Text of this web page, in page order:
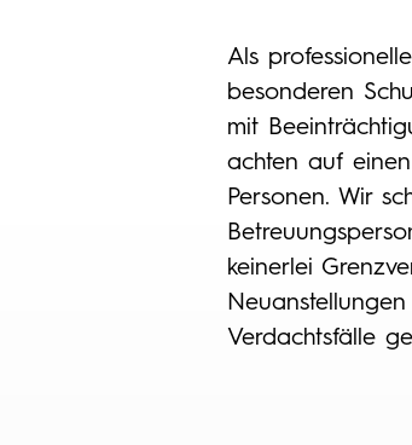
Als
besonderen
mit
achten auf
Personen. Wir
keinerlei
Verdachtsfälle